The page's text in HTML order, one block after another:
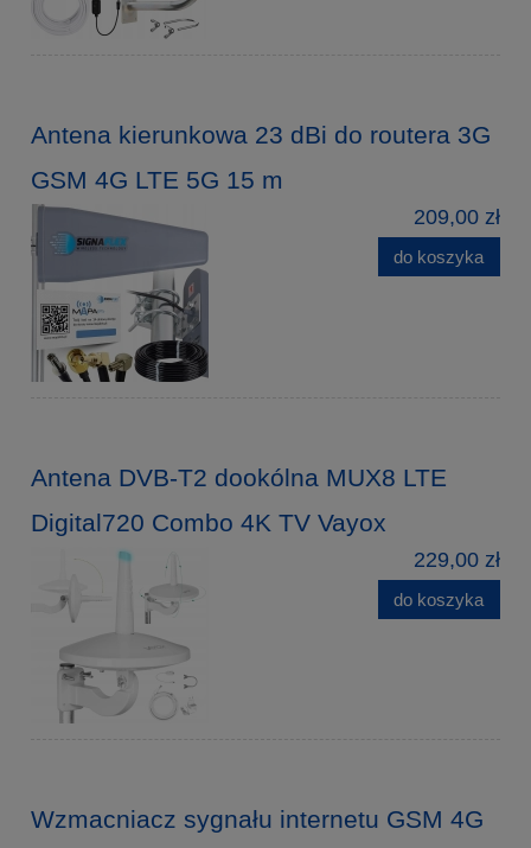
Antena kierunkowa 23 dBi do routera 3G
GSM 4G LTE 5G 15 m
209,00 zł
do koszyka
Antena DVB-T2 dookólna MUX8 LTE
Digital720 Combo 4K TV Vayox
229,00 zł
do koszyka
Wzmacniacz sygnału internetu GSM 4G